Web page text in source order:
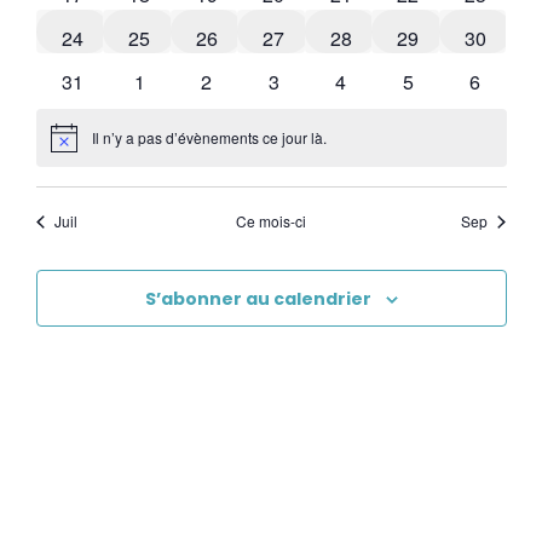
0 évènements
24 0 évènements
25 0 évènements
26 0 évènements
27 0 évènements
28 0 évènements
29 0
30
1 évènement
31 0 évènements
1 0 évènements
2 0 évènements
3 0 évènements
4 1 évènement
5 0
6
Notice Il n’y a pas d’évènements ce jour là.
Juil Ce mois-ci Sep
S’abonner au calendrier